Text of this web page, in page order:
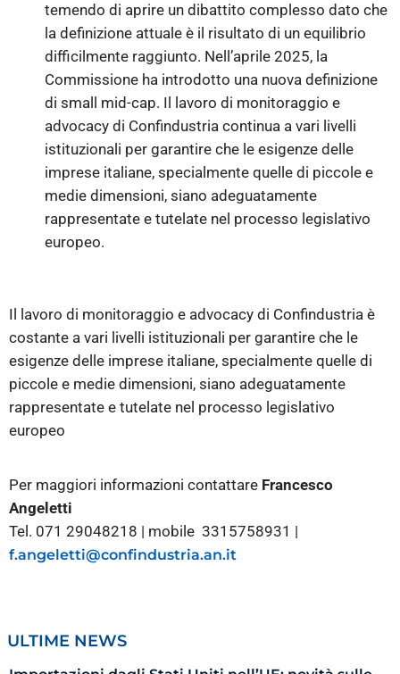
temendo di aprire un dibattito complesso dato che
la definizione attuale è il risultato di un equilibrio
difficilmente raggiunto. Nell’aprile 2025, la
Commissione ha introdotto una nuova definizione
di small mid-cap. Il lavoro di monitoraggio e
advocacy di Confindustria continua a vari livelli
istituzionali per garantire che le esigenze delle
imprese italiane, specialmente quelle di piccole e
medie dimensioni, siano adeguatamente
rappresentate e tutelate nel processo legislativo
europeo.
Il lavoro di monitoraggio e advocacy di Confindustria è
costante a vari livelli istituzionali per garantire che le
esigenze delle imprese italiane, specialmente quelle di
piccole e medie dimensioni, siano adeguatamente
rappresentate e tutelate nel processo legislativo
europeo
Per maggiori informazioni contattare Francesco
Angeletti
Tel. 071 29048218 | mobile 3315758931 |
f.angeletti@confindustria.an.it
ULTIME NEWS